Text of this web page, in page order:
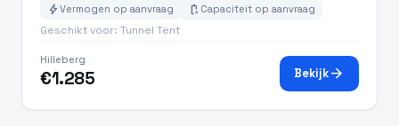
boltVermogen op aanvraag battery_charging_full Capaciteit op aanvraag
Geschikt voor: Tunnel Tent
Hilleberg
€1.285 Bekijkarrow_forward